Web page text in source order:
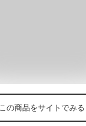
この商品をサイトでみる